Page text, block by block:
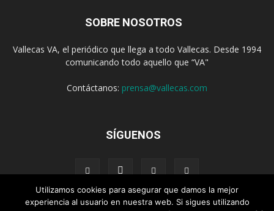
SOBRE NOSOTROS
Vallecas VA, el periódico que llega a todo Vallecas. Desde 1994
comunicando todo aquello que “VA"
Contáctanos: prensa@vallecas.com
SÍGUENOS
Utilizamos cookies para asegurar que damos la mejor
experiencia al usuario en nuestra web. Si sigues utilizando